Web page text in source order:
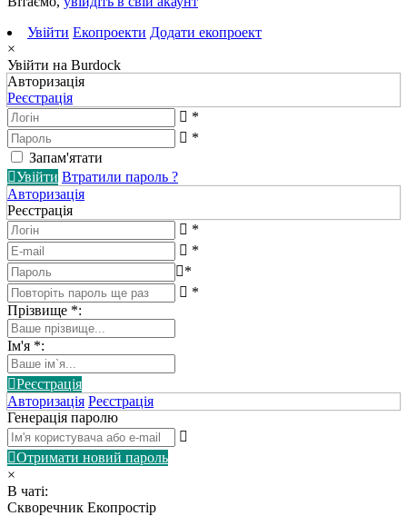
Увійти Екопроекти Додати екопроект
×
Увійти на Burdock
Авторизація
Реєстрація
*
*
Запам'ятати
Увійти Втратили пароль ?
Авторизація
Реєстрація
*
*
*
*
Прізвище *:
Ім'я *:
Реєстрація
Авторизація Реєстрація
Генерація паролю
Отримати новий пароль
×
В чаті:
Скворечник Екопростір